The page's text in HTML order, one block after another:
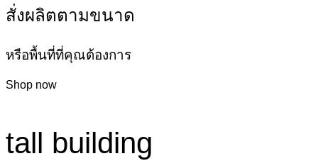
สั่งผลิตตามขนาด
หรือพื้นที่ที่คุณต้องการ
Shop now
tall building